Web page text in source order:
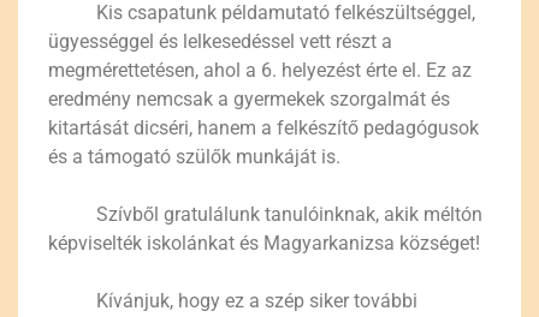
Kis csapatunk példamutató felkészültséggel,
ügyességgel és lelkesedéssel vett részt a
megmérettetésen, ahol a 6. helyezést érte el. Ez az
eredmény nemcsak a gyermekek szorgalmát és
kitartását dicséri, hanem a felkészítő pedagógusok
és a támogató szülők munkáját is.
Szívből gratulálunk tanulóinknak, akik méltón
képviselték iskolánkat és Magyarkanizsa községet!
Kívánjuk, hogy ez a szép siker további